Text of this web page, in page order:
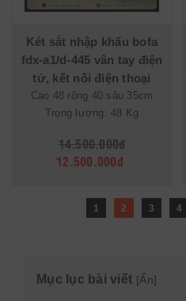
Két sắt nhập khẩu bofa
fdx-a1/d-445 vân tay điện
tử, kết nối điện thoại
Cao 48 rộng 40 sâu 35cm
Trọng lượng: 48 Kg
14.500.000đ
12.500.000đ
1 2 3 4
Mục lục bài viết [Ẩn]